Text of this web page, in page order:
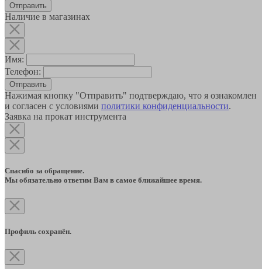
Наличие в магазинах
Имя:
Телефон:
Отправить
Нажимая кнопку "Отправить" подтверждаю, что я ознакомлен
и согласен с условиями политики конфиденциальности.
Заявка на прокат инструмента
Спасибо за обращение.
Мы обязательно ответим Вам в самое ближайшее время.
Профиль сохранён.